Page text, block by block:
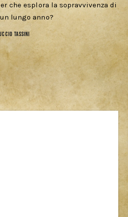
che esplora la sopravvivenza di
lungo anno?
TASSINI